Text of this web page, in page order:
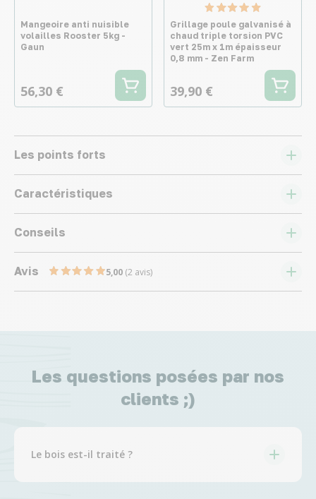
Mangeoire anti nuisible
volailles Rooster 5kg -
Gaun
56,30 €
Grillage poule galvanisé à
chaud triple torsion PVC
vert 25m x 1m épaisseur
0,8 mm - Zen Farm
39,90 €
Les points forts
Caractéristiques
Conseils
Avis 5,00 (2 avis)
Les questions posées par nos
clients ;)
Le bois est-il traité ?